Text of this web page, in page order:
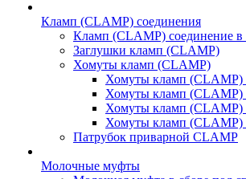
Кламп (CLAMP) соединения
Кламп (CLAMP) соединение в
Заглушки кламп (CLAMP)
Хомуты кламп (CLAMP)
Хомуты кламп
Хомуты кламп
Хомуты кламп
Хомуты кламп
Патрубок приварной CLAMP
Молочные муфты